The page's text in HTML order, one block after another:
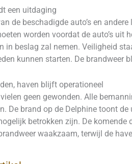
een uitdaging
de beschadigde auto’s en
worden voordat de auto’s uit
in beslag zal nemen. Veiligheid
kunnen starten. De brandweer
haven blijft operationeel
geen gewonden. Alle
De brand op de Delphine toont
betrokken zijn. De
waakzaam, terwijl de